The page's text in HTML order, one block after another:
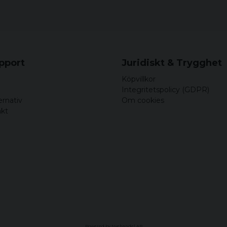
Juridiskt & Trygghet
Köpvillkor
Integritetspolicy (GDPR)
Om cookies
Powered by Nyehandel AB